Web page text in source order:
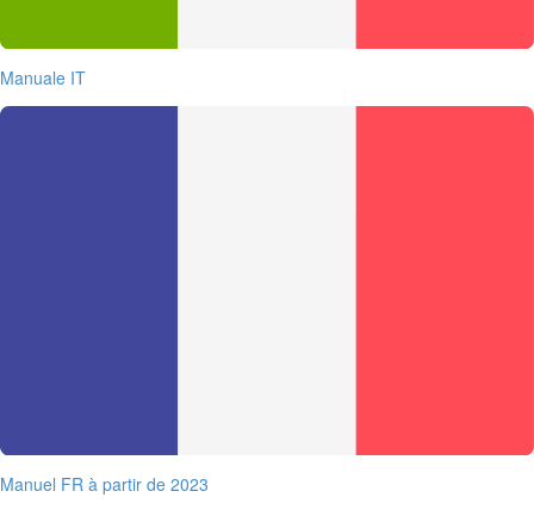
Manuale IT
Manuel FR à partir de 2023